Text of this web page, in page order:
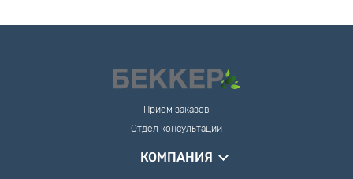
Прием заказов
Отдел консультации
КОМПАНИЯ